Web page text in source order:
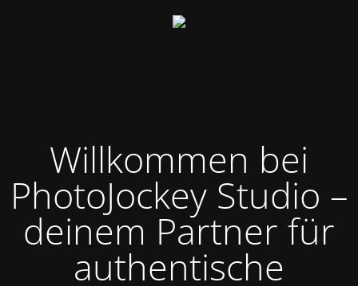
Willkommen bei
PhotoJockey Studio –
deinem Partner für
authentische